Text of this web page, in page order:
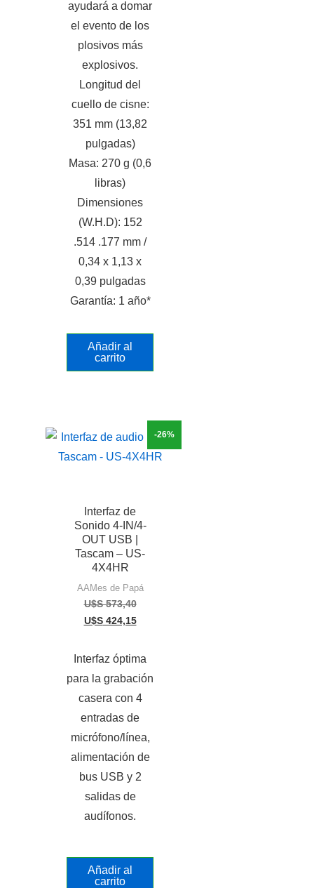
ayudará a domar
el evento de los
plosivos más
explosivos.
Longitud del
cuello de cisne:
351 mm (13,82
pulgadas)
Masa: 270 g (0,6
libras)
Dimensiones
(W.H.D): 152
.514 .177 mm /
0,34 x 1,13 x
0,39 pulgadas
Garantía: 1 año*
Añadir al
carrito
-26%
Interfaz de
Sonido 4-IN/4-
OUT USB |
Tascam – US-
4X4HR
AAMes de Papá
U$S573,40
U$S424,15
Interfaz óptima
para la grabación
casera con 4
entradas de
micrófono/línea,
alimentación de
bus USB y 2
salidas de
audífonos.
Añadir al
carrito